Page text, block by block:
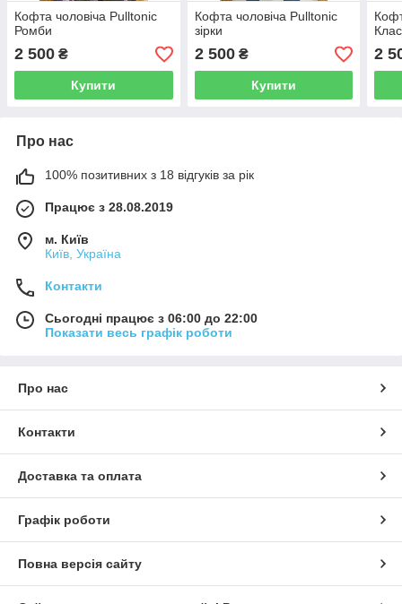
Кофта чоловіча Pulltonic
Ромби
2 500 ₴
Купити
Кофта чоловіча Pulltonic
зірки
2 500₴
Купити
2
Про нас
100% позитивних з 18 відгуків за рік
Працює з 28.08.2019
м. Київ
Київ, Україна
Контакти
Сьогодні працює з 06:00 до 22:00
Показати весь графік роботи
Про нас
Контакти
Доставка та оплата
Графік роботи
Повна версія сайту